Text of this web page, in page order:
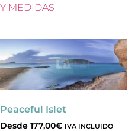
Y MEDIDAS
Peaceful Islet
Desde 177,00€ IVA INCLUIDO